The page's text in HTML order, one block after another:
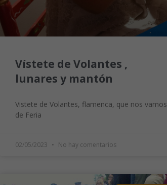
Vístete de Volantes ,
lunares y mantón
Vistete de Volantes, flamenca, que nos vamos
de Feria
02/05/2023 No hay comentarios